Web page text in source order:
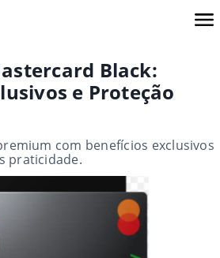
Black:
e Proteção
com benefícios exclusivos
praticidade.